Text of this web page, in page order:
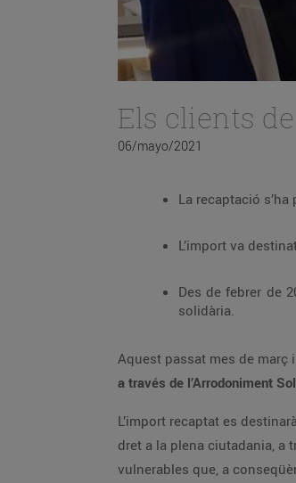
Els clients
06/mayo/2021
Des de febrer de 2019, Bon Preu ha
solidària.
Aquest passat mes de març
a través de
L’import recaptat es destinarà a la inserció sociolaboral de
dret a la plena ciutadania, a través d’itineraris formatius i d’inserció que promouen l’accés a una feina digna. Totes elles,
vulnerables que, a conseqüència del context en què viuen, es troben excloses del sistema social, cultural i econòmic, disminuint el seu poder adquisitiu i